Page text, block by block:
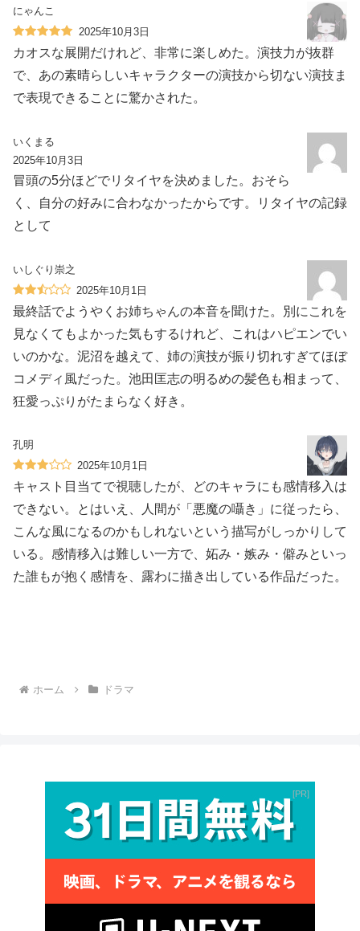
にゃんこ
2025年10月3日
カオスな展開だけれど、非常に楽しめた。演技力が抜群
で、あの素晴らしいキャラクターの演技から切ない演技ま
で表現できることに驚かされた。
いくまる
2025年10月3日
冒頭の5分ほどでリタイヤを決めました。おそら
く、自分の好みに合わなかったからです。リタイヤの記録
として️
いしぐり崇之
2025年10月1日
最終話でようやくお姉ちゃんの本音を聞けた。別にこれを
見なくてもよかった気もするけれど、これはハピエンでい
いのかな。泥沼を越えて、姉の演技が振り切れすぎてほぼ
コメディ風だった。池田匡志の明るめの髪色も相まって、
狂愛っぷりがたまらなく好き。
孔明
2025年10月1日
キャスト目当てで視聴したが、どのキャラにも感情移入は
できない。とはいえ、人間が「悪魔の囁き」に従ったら、
こんな風になるのかもしれないという描写がしっかりして
いる。感情移入は難しい一方で、妬み・嫉み・僻みといっ
た誰もが抱く感情を、露わに描き出している作品だった。
ホーム ドラマ
PR